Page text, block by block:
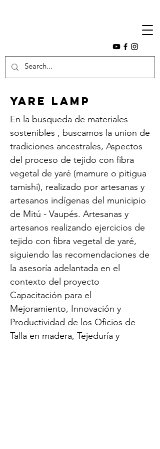
Yare Lamp
En la busqueda de materiales
sostenibles , buscamos la union de
tradiciones ancestrales, Aspectos
del proceso de tejido con fibra
vegetal de yaré (mamure o pitigua
tamishi), realizado por artesanas y
artesanos indígenas del municipio
de Mitú - Vaupés. Artesanas y
artesanos realizando ejercicios de
tejido con fibra vegetal de yaré,
siguiendo las recomendaciones de
la asesoría adelantada en el
contexto del proyecto
Capacitación para el
Mejoramiento, Innovación y
Productividad de los Oficios de
Talla en madera, Tejeduría y